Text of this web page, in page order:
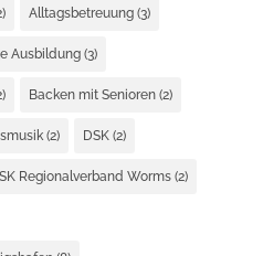
Alltagsbetreuung(3)
Ausbildung(3)
Backen mit Senioren(2)
(2) DSK(2)
Regionalverband Worms(2)